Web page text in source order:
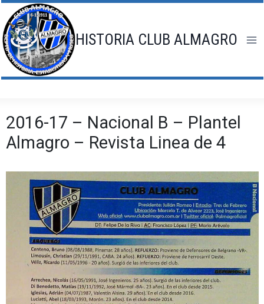
Saltar
al
contenido
HISTORIA CLUB ALMAGRO
2016-17 – Nacional B – Plantel
Almagro – Revista Linea de 4